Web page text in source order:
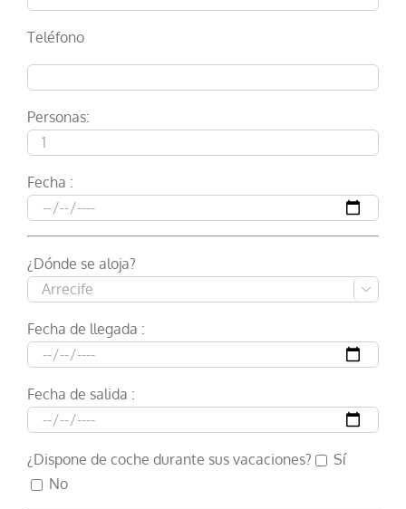
Teléfono
Personas:
Fecha :
¿Dónde se aloja?

Fecha de llegada :
Fecha de salida :
¿Dispone de coche durante sus vacaciones?
Sí
No